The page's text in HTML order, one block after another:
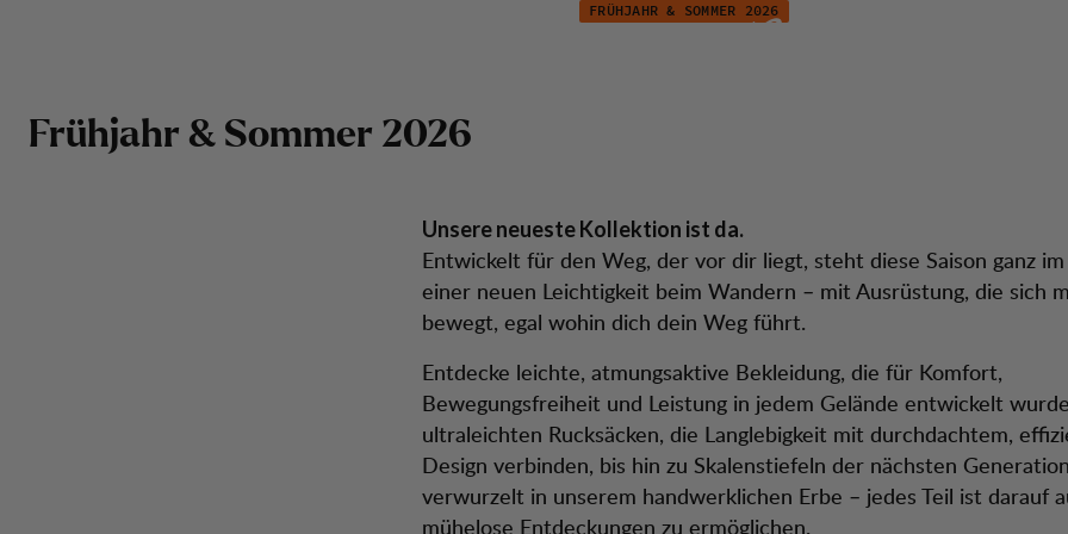
FRÜHJAHR & SOMMER 2026
Frühjahr & Sommer 2026
Unsere neueste Kollektion ist da.
Entwickelt für den Weg, der vor dir liegt, steht diese Saison ganz
einer neuen Leichtigkeit beim Wandern – mit Ausrüstung, die sich
bewegt, egal wohin dich dein Weg führt.
Entdecke leichte, atmungsaktive Bekleidung, die für Komfort,
Bewegungsfreiheit und Leistung in jedem Gelände entwickelt
ultraleichten Rucksäcken, die Langlebigkeit mit durchdachtem,
Design verbinden, bis hin zu Skalenstiefeln der nächsten
verwurzelt in unserem handwerklichen Erbe – jedes Teil ist darauf
mühelose Entdeckungen zu ermöglichen.